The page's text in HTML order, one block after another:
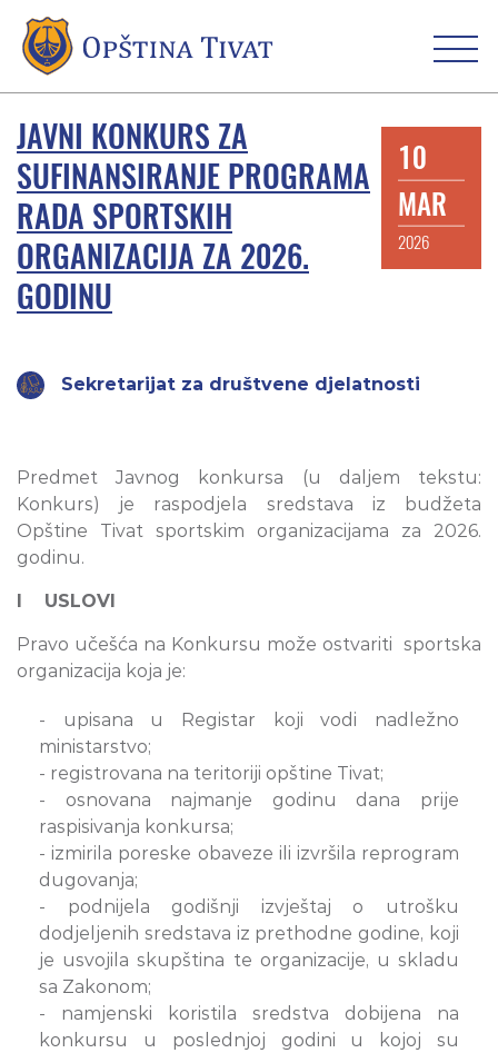
JAVNI KONKURS ZA
SUFINANSIRANJE PROGRAMA
RADA SPORTSKIH
ORGANIZACIJA ZA 2026.
GODINU
10
MAR
2026
Sekretarijat za društvene djelatnosti
Predmet Javnog konkursa (u daljem tekstu:
Konkurs) je raspodjela sredstava iz budžeta
Opštine Tivat sportskim organizacijama za 2026.
godinu.
I USLOVI
Pravo učešća na Konkursu može ostvariti sportska
organizacija koja je:
- upisana u Registar koji vodi nadležno
ministarstvo;
- registrovana na teritoriji opštine Tivat;
- osnovana najmanje godinu dana prije
raspisivanja konkursa;
- izmirila poreske obaveze ili izvršila reprogram
dugovanja;
- podnijela godišnji izvještaj o utrošku
dodjeljenih sredstava iz prethodne godine, koji
je usvojila skupština te organizacije, u skladu
sa Zakonom;
- namjenski koristila sredstva dobijena na
konkursu u poslednjoj godini u kojoj su